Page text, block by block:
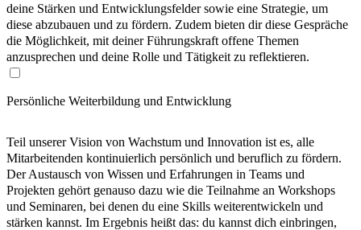
deine Stärken und Entwicklungsfelder sowie eine Strategie, um
diese abzubauen und zu fördern. Zudem bieten dir diese Gespräche
die Möglichkeit, mit deiner Führungskraft offene Themen
anzusprechen und deine Rolle und Tätigkeit zu reflektieren.
Persönliche Weiterbildung und Entwicklung
Teil unserer Vision von Wachstum und Innovation ist es, alle
Mitarbeitenden kontinuierlich persönlich und beruflich zu fördern.
Der Austausch von Wissen und Erfahrungen in Teams und
Projekten gehört genauso dazu wie die Teilnahme an Workshops
und Seminaren, bei denen du eine Skills weiterentwickeln und
stärken kannst. Im Ergebnis heißt das: du kannst dich einbringen,